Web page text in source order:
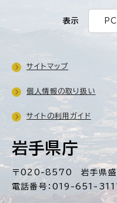
表示 PC
岩手県庁
〒020-8570 岩手県盛
電話番号：019-651-3111
サイトマップ
個人情報の取り扱い
サイトの利用ガイド